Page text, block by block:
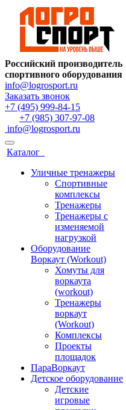
Российский производитель
спортивного оборудования
info@logrosport.ru
Заказать звонок
+7 (495) 999-84-15
+7 (985) 307-97-08
info@logrosport.ru
Каталог
Уличные тренажеры
Спортивные
комплексы
Тренажеры
Тренажеры с
изменяемой
нагрузкой
Оборудование
Воркаут (Workout)
Хомуты для
воркаута
(workout)
Тренажеры
воркаут
(Workout)
Комплексы
Проекты
площадок
ПараВоркаут
Детское оборудование
Детские
игровые